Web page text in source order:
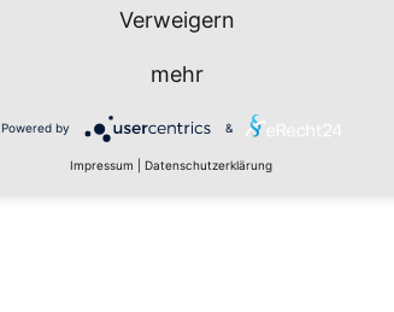
Verweigern
mehr
Powered by &
Impressum Datenschutzerklärung